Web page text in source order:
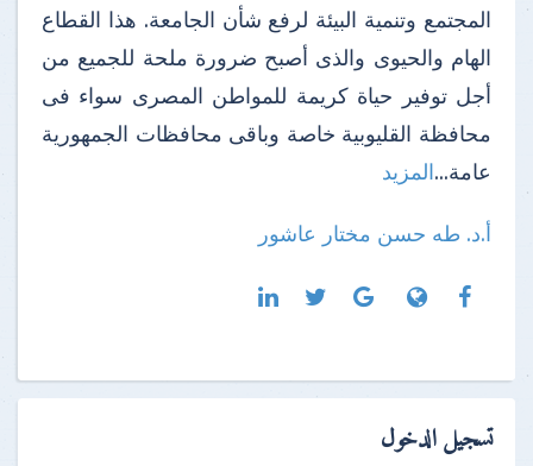
المجتمع وتنمية البيئة لرفع شأن الجامعة. هذا القطاع
الهام والحيوى والذى أصبح ضرورة ملحة للجميع من
أجل توفير حياة كريمة للمواطن المصرى سواء فى
محافظة القليوبية خاصة وباقى محافظات الجمهورية
عامة...المزيد
أ.د. طه حسن مختار عاشور
تسجيل الدخول